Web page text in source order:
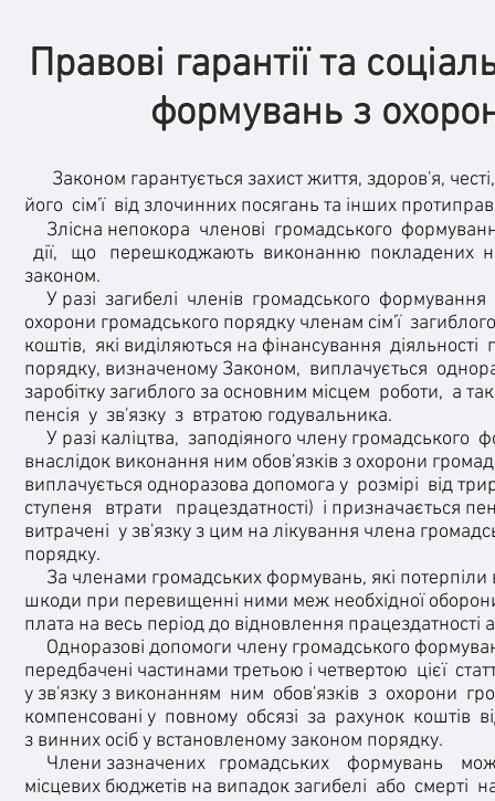
Правові гарантії та
формувань з
Законом гарантується захист життя, здоров'я,
його сім'ї від злочинних посягань та інших
Злісна непокора членові громадського
дії, що перешкоджають виконанню покладених на
законом.
У разі загибелі членів громадського
охорони громадського порядку членам сім'ї
коштів, які виділяються на фінансування
порядку, визначеному Законом, виплачується
заробітку загиблого за основним місцем роботи,
пенсія у зв'язку з втратою годувальника.
У разі каліцтва, заподіяного члену громадського
внаслідок виконання ним обов'язків з охорони
виплачується одноразова допомога у розмірі від
ступеня втрати працездатності) і призначається
витрачені у зв'язку з цим на лікування члена
порядку.
За членами громадських формувань, які
шкоди при перевищенні ними меж необхідної
плата на весь період до відновлення
Одноразові допомоги члену громадського
передбачені частинами третьою і четвертою цієї
у зв'язку з виконанням ним обов'язків з охорони
компенсовані у повному обсязі за рахунок коштів
з винних осіб у встановленому законом порядку.
Члени зазначених громадських формувань
місцевих бюджетів на випадок загибелі або смерті